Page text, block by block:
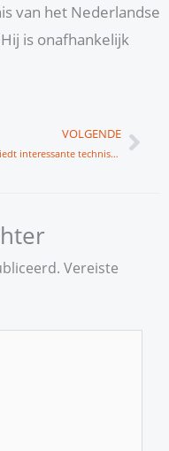
van het Nederlandse
is onafhankelijk
VOLGENDE
DAX biedt interessante technische grafiek
Vereiste